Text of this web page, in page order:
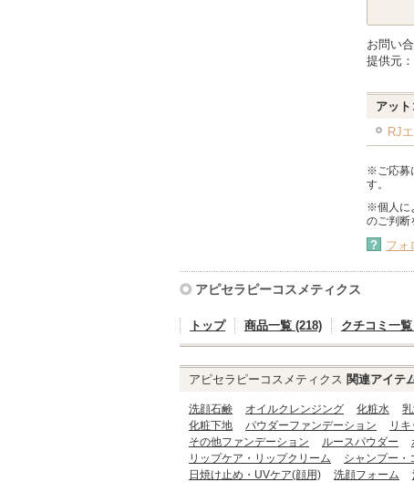
お問い
提供元：
アッ
RJ
※ご応募
す。
※個人に
のご判断
? フォ
アピセラピーコスメティクス
トップ 商品一覧 (218) クチコミ一
アピセラピーコスメティクス 関連アイテ
洗顔石鹸 オイルクレンジング 化粧水
化粧下地
パウダーファンデーション リ
その他ファンデーション
ルースパウダー
リップケア・リップクリーム
シャンプー・
日焼け止め・UVケア(顔用)
洗顔フォーム